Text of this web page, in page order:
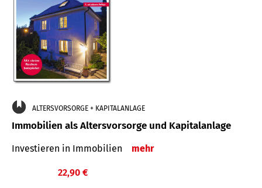
ALTERSVORSORGE + KAPITALANLAGE
Immobilien als Altersvorsorge und Kapitalanlage
Investieren in Immobilien mehr
22,90 €